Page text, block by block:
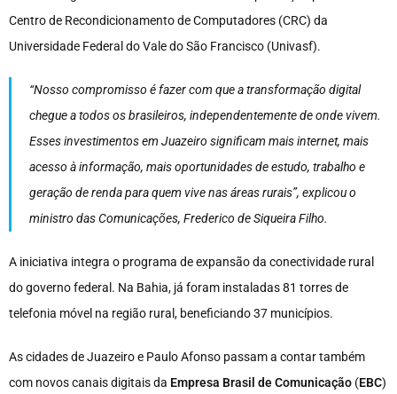
Centro de Recondicionamento de Computadores (CRC) da
Universidade Federal do Vale do São Francisco (Univasf).
“Nosso compromisso é fazer com que a transformação digital
chegue a todos os brasileiros, independentemente de onde vivem.
Esses investimentos em Juazeiro significam mais internet, mais
acesso à informação, mais oportunidades de estudo, trabalho e
geração de renda para quem vive nas áreas rurais”, explicou o
ministro das Comunicações, Frederico de Siqueira Filho.
A iniciativa integra o programa de expansão da conectividade rural
do governo federal. Na Bahia, já foram instaladas 81 torres de
telefonia móvel na região rural, beneficiando 37 municípios.
As cidades de Juazeiro e Paulo Afonso passam a contar também
com novos canais digitais da Empresa Brasil de Comunicação (EBC)